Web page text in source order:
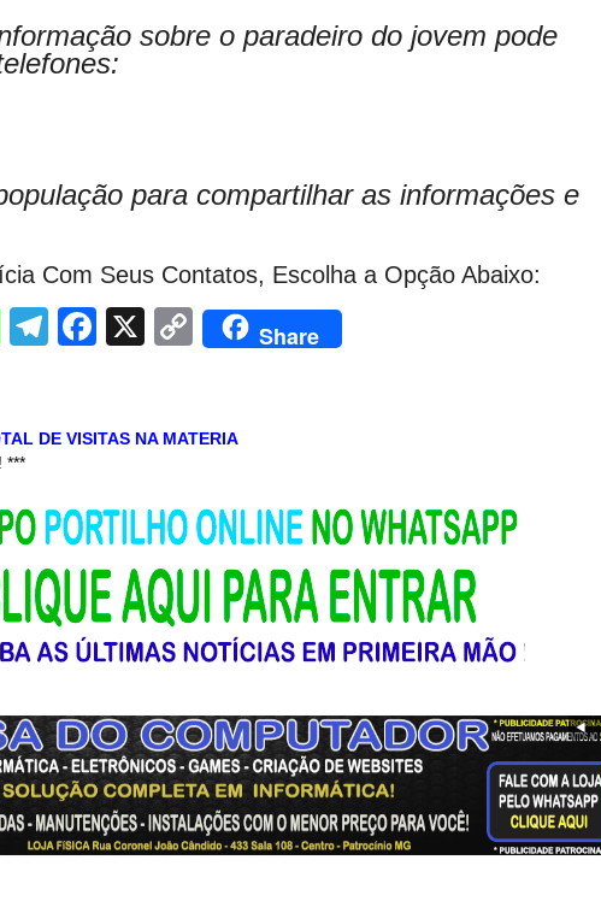
sobre o paradeiro do jovem pode
para compartilhar as informações e
Com Seus Contatos, Escolha a Opção Abaixo:
WhatsApp
Telegram
Facebook
X CopyShare
DE VISITAS NA MATERIA
***